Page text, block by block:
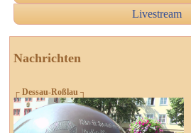
Livestream
Nachrichten
┌ Dessau-Roßlau ┐